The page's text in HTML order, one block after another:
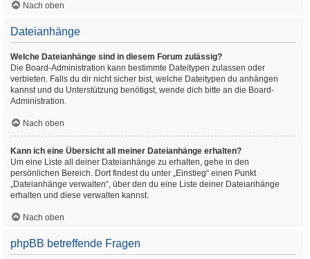
Nach oben
Dateianhänge
Welche Dateianhänge sind in diesem Forum zulässig?
Die Board-Administration kann bestimmte Dateitypen zulassen oder
verbieten. Falls du dir nicht sicher bist, welche Dateitypen du anhängen
kannst und du Unterstützung benötigst, wende dich bitte an die Board-
Administration.
Nach oben
Kann ich eine Übersicht all meiner Dateianhänge erhalten?
Um eine Liste all deiner Dateianhänge zu erhalten, gehe in den
persönlichen Bereich. Dort findest du unter „Einstieg“ einen Punkt
„Dateianhänge verwalten“, über den du eine Liste deiner Dateianhänge
erhalten und diese verwalten kannst.
Nach oben
phpBB betreffende Fragen